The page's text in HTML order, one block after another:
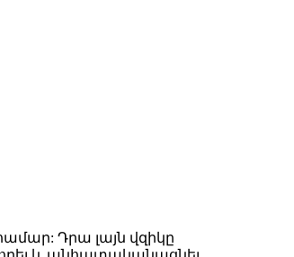
Դրա լայն վզիկը